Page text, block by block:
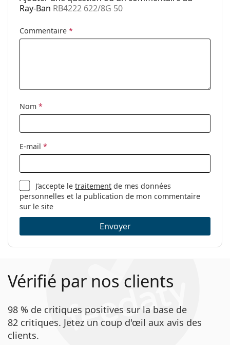
Code: RB4222 622/8G 50
Ray-Ban RB4222 622/8G 50
Commentaire *
Nom *
E-mail *
J’accepte letraitement de mes données
personnelles et la publication de mon commentaire
sur le site
Envoyer
Vérifié par nos clients
98 % de critiques positives sur la base de
82 critiques. Jetez un coup d'œil aux avis des
clients.